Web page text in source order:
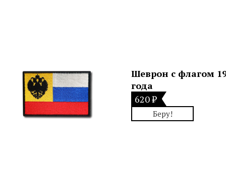
Шеврон с флагом
года
620 ₽
Беру!